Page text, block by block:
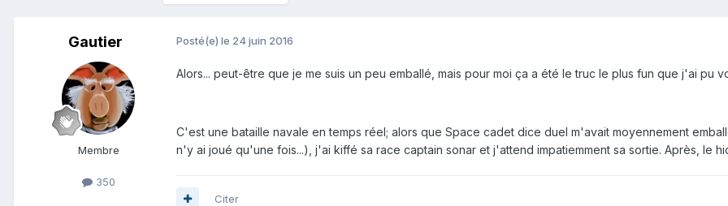
Gautier
Membre
350
Posté(e) le 24 juin 2016
Alors... peut-être que je me suis un peu emballé, mais pour moi ça a été le truc le plus fun que j'ai pu
C'est une bataille navale en temps réel; alors que Space cadet dice duel m'avait moyennement
n'y ai joué qu'une fois...), j'ai kiffé sa race captain sonar et j'attend impatiemment sa sortie. Après, le
Citer